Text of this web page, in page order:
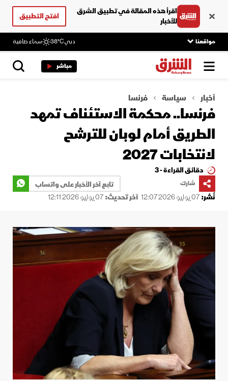
اقرأ هذه المقالة في تطبيق الشرق
للأخبار
افتح التطبيق
مواقعنا دبي38°C سماء صافية
مباشر
أخبار سياسة فرنسا
فرنسا.. محكمة الاستئناف تمهد
الطريق أمام لوبان للترشح
لانتخابات 2027
دقائق القراءة - 3
شارك
تابع آخر الأخبار على واتساب
نُشر:07 يوليو 2026 12:07 آخر تحديث:07 يوليو 2026 12:11